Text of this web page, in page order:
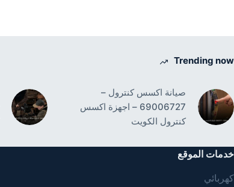
Trending now
صيانة اكسس كنترول –
69006727 – اجهزة اكسس
كنترول الكويت
خدمات الموقع
كهربائي